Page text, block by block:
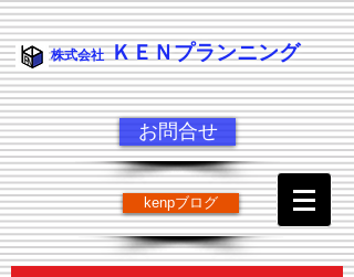
株式会社 ＫＥＮプランニング
お問合せ
kenpブログ